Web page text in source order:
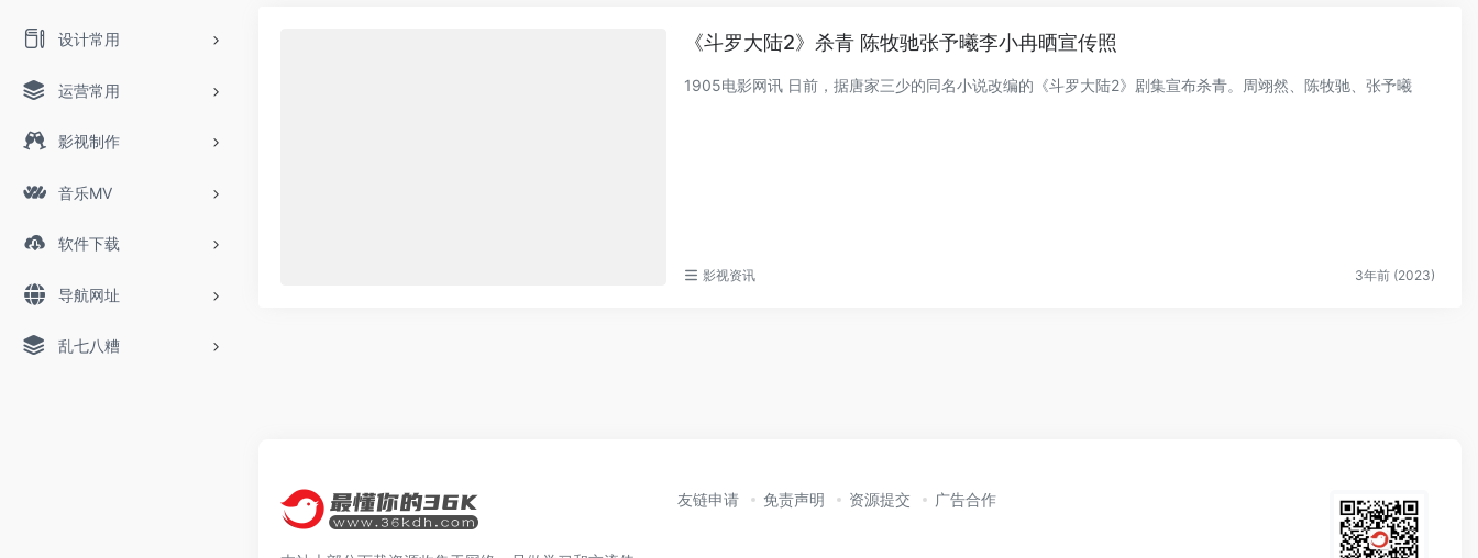
设计常用
运营常用
影视制作
音乐MV
软件下载
导航网址
乱七八糟
《斗罗大陆2》杀青 陈牧驰张予曦李小冉晒宣传照
1905电影网讯 日前，据唐家三少的同名小说改编的《斗罗大陆2》剧集宣布杀青。周翊然、陈牧驰、张予曦
影视资讯 3年前 (2023)
友链申请 免责声明 资源提交 广告合作